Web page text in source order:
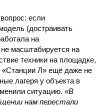
если
(достраивать
на
масштабируется на
техники на площадке,
«Станции Л» ещё даже не
лагеря у объекта в
ситуацию. «В
нам перестали